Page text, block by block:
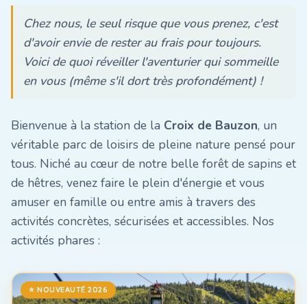
Chez nous, le seul risque que vous prenez, c'est
d'avoir envie de rester au frais pour toujours.
Voici de quoi réveiller l'aventurier qui sommeille
en vous (même s'il dort très profondément) !
Bienvenue à la station de la Croix de Bauzon, un
véritable parc de loisirs de pleine nature pensé pour
tous. Niché au cœur de notre belle forêt de sapins et
de hêtres, venez faire le plein d'énergie et vous
amuser en famille ou entre amis à travers des
activités concrètes, sécurisées et accessibles. Nos
activités phares :
⭐ NOUVEAUTÉ 2026